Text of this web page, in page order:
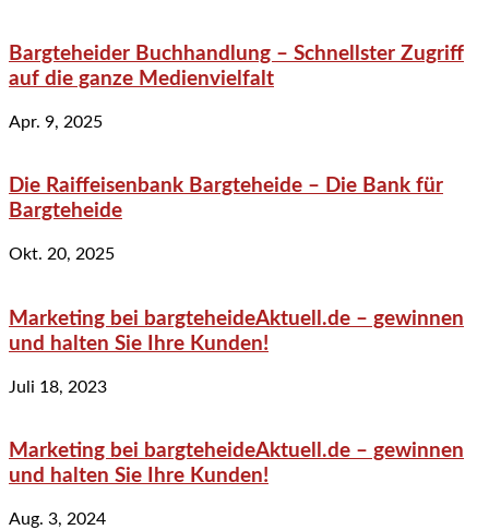
Bargteheider Buchhandlung – Schnellster Zugriff
auf die ganze Medienvielfalt
Apr. 9, 2025
Die Raiffeisenbank Bargteheide – Die Bank für
Bargteheide
Okt. 20, 2025
Marketing bei bargteheideAktuell.de – gewinnen
und halten Sie Ihre Kunden!
Juli 18, 2023
Marketing bei bargteheideAktuell.de – gewinnen
und halten Sie Ihre Kunden!
Aug. 3, 2024